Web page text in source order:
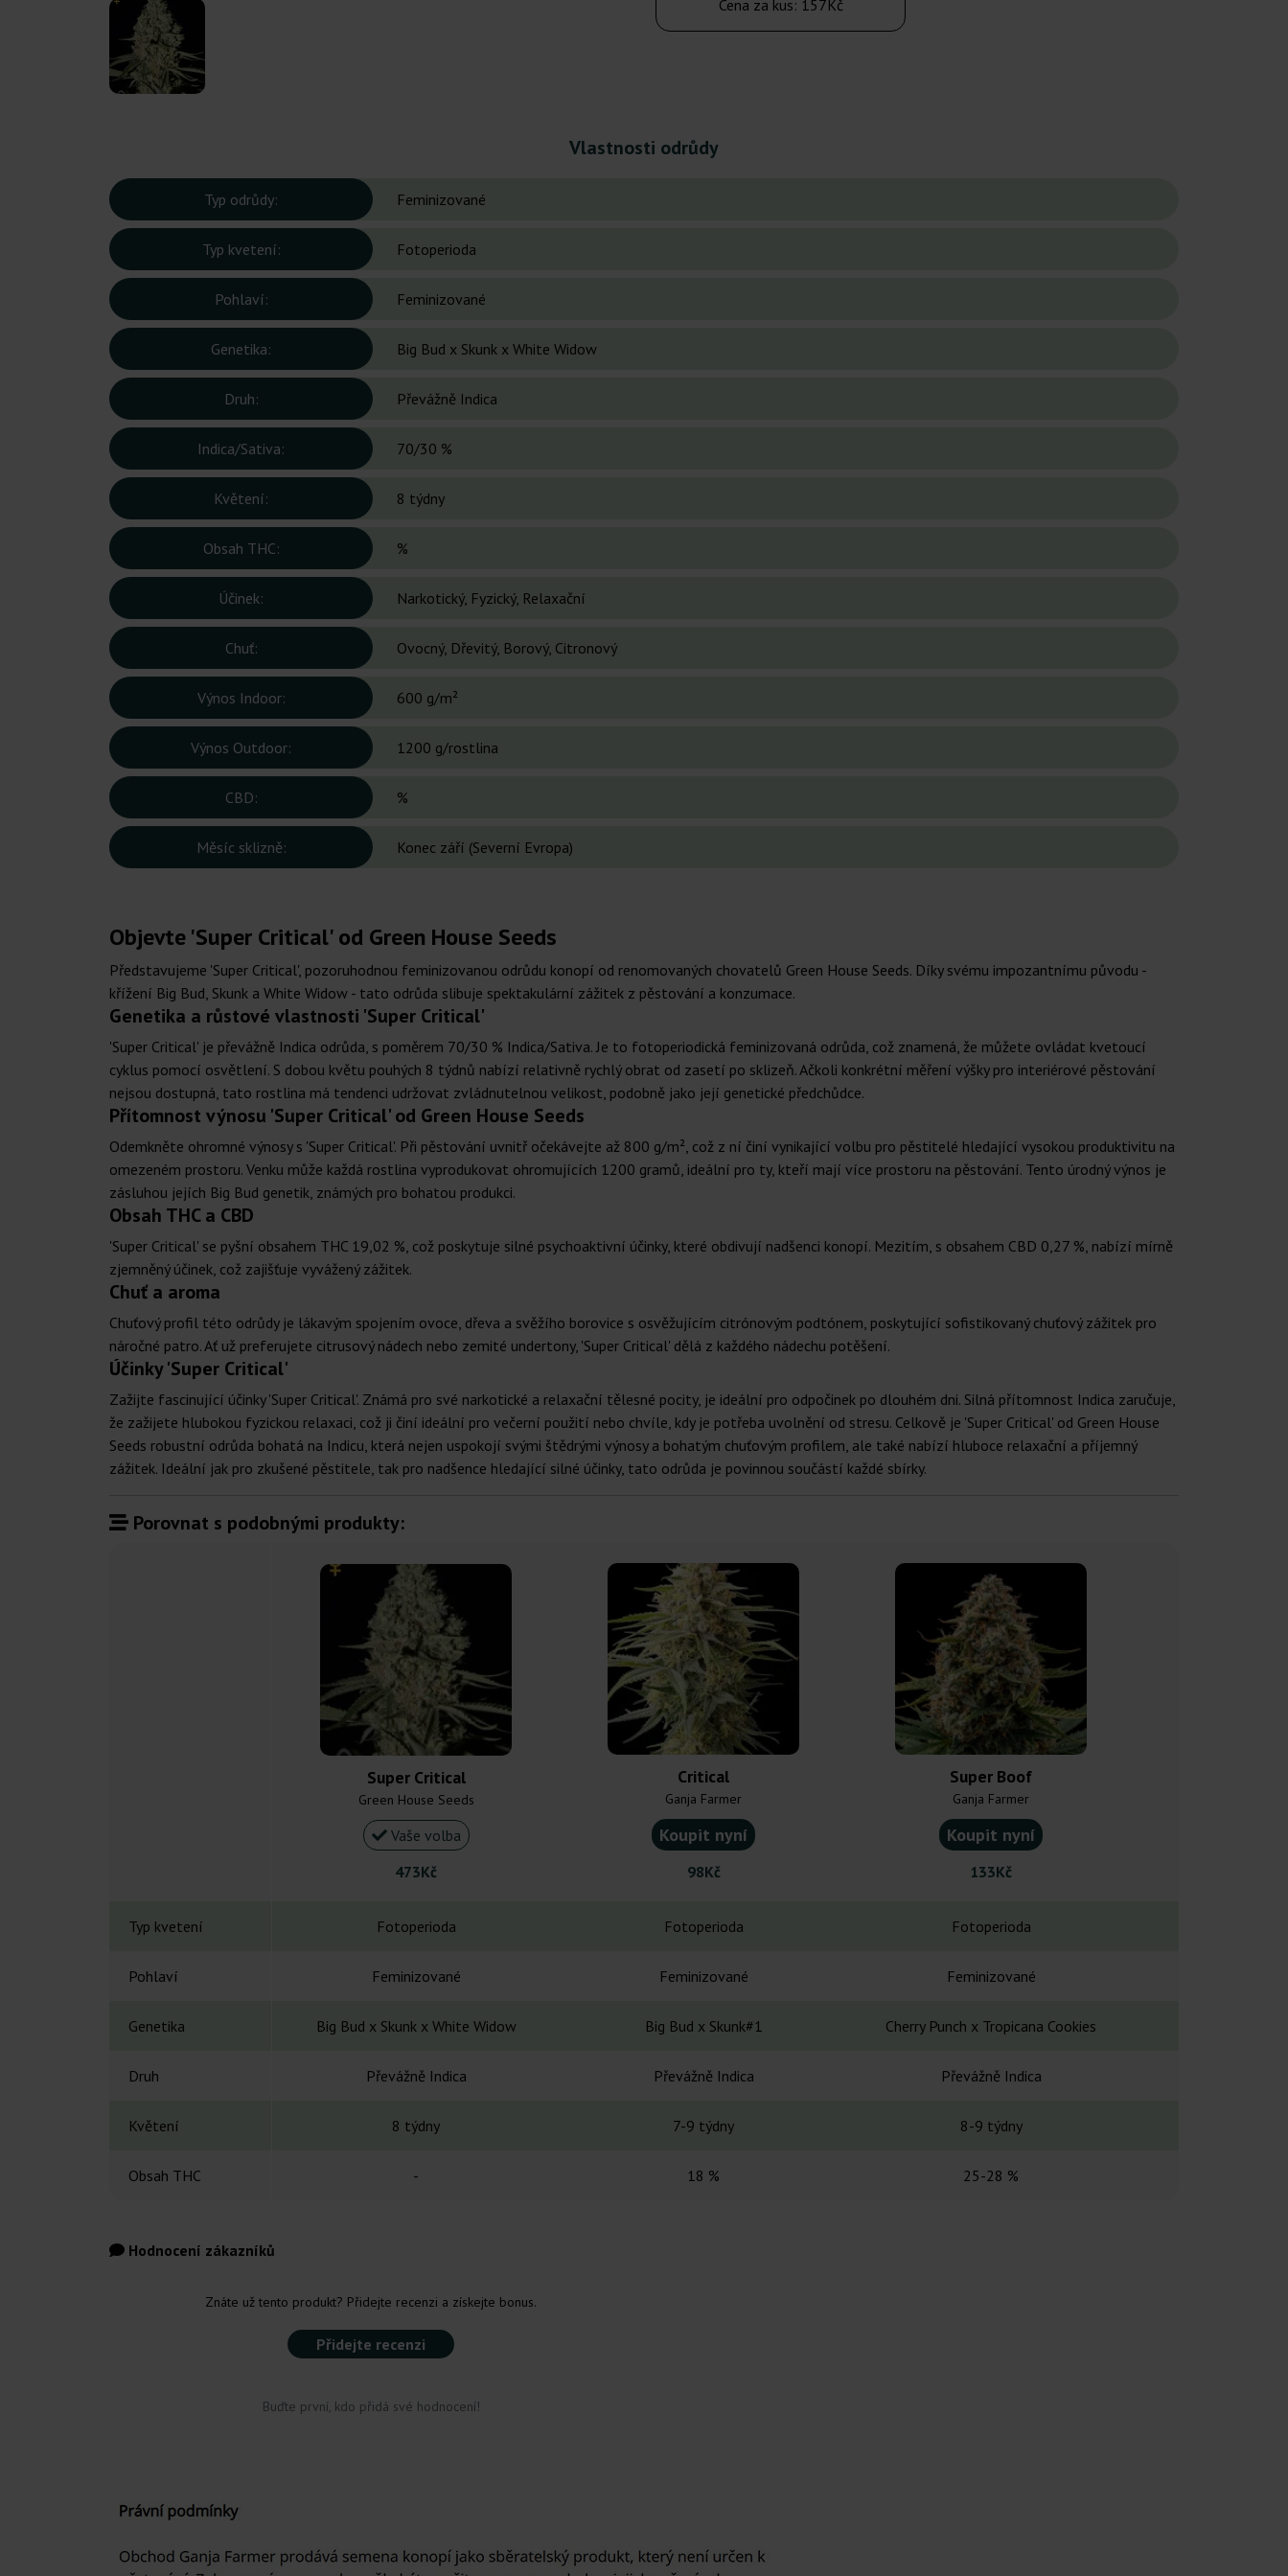
Cena za kus: 157Kč
Vlastnosti odrůdy
Typ odrůdy: Feminizované
Typ kvetení: Fotoperioda
Pohlaví: Feminizované
Genetika: Big Bud x Skunk x White Widow
Druh: Převážně Indica
Indica/Sativa: 70/30 %
Květení: 8 týdny
Obsah THC: %
Účinek: Narkotický, Fyzický, Relaxační
Chuť: Ovocný, Dřevitý, Borový, Citronový
Výnos Indoor: 600 g/m²
Výnos Outdoor: 1200 g/rostlina
CBD: %
Měsíc sklizně: Konec září (Severní Evropa)
Objevte 'Super Critical' od Green House Seeds
Představujeme 'Super Critical', pozoruhodnou feminizovanou odrůdu konopí od renomovaných chovatelů Green House Seeds. Díky svému impozantnímu původu -
křížení Big Bud, Skunk a White Widow - tato odrůda slibuje spektakulární zážitek z pěstování a konzumace.
Genetika a růstové vlastnosti 'Super Critical'
'Super Critical' je převážně Indica odrůda, s poměrem 70/30 % Indica/Sativa. Je to fotoperiodická feminizovaná odrůda, což znamená, že můžete ovládat kvetoucí
cyklus pomocí osvětlení. S dobou květu pouhých 8 týdnů nabízí relativně rychlý obrat od zasetí po sklizeň. Ačkoli konkrétní měření výšky pro interiérové pěstování
nejsou dostupná, tato rostlina má tendenci udržovat zvládnutelnou velikost, podobně jako její genetické předchůdce.
Přítomnost výnosu 'Super Critical' od Green House Seeds
Odemkněte ohromné výnosy s 'Super Critical'. Při pěstování uvnitř očekávejte až 800 g/m², což z ní činí vynikající volbu pro pěstitelé hledající vysokou produktivitu na
omezeném prostoru. Venku může každá rostlina vyprodukovat ohromujících 1200 gramů, ideální pro ty, kteří mají více prostoru na pěstování. Tento úrodný výnos je
zásluhou jejích Big Bud genetik, známých pro bohatou produkci.
Obsah THC a CBD
'Super Critical' se pyšní obsahem THC 19,02 %, což poskytuje silné psychoaktivní účinky, které obdivují nadšenci konopí. Mezitím, s obsahem CBD 0,27 %, nabízí mírně
zjemněný účinek, což zajišťuje vyvážený zážitek.
Chuť a aroma
Chuťový profil této odrůdy je lákavým spojením ovoce, dřeva a svěžího borovice s osvěžujícím citrónovým podtónem, poskytující sofistikovaný chuťový zážitek pro
náročné patro. Ať už preferujete citrusový nádech nebo zemité undertony, 'Super Critical' dělá z každého nádechu potěšení.
Účinky 'Super Critical'
Zažijte fascinující účinky 'Super Critical'. Známá pro své narkotické a relaxační tělesné pocity, je ideální pro odpočinek po dlouhém dni. Silná přítomnost Indica zaručuje,
že zažijete hlubokou fyzickou relaxaci, což ji činí ideální pro večerní použití nebo chvíle, kdy je potřeba uvolnění od stresu. Celkově je 'Super Critical' od Green House
Seeds robustní odrůda bohatá na Indicu, která nejen uspokojí svými štědrými výnosy a bohatým chuťovým profilem, ale také nabízí hluboce relaxační a příjemný
zážitek. Ideální jak pro zkušené pěstitele, tak pro nadšence hledající silné účinky, tato odrůda je povinnou součástí každé sbírky.
Porovnat s podobnými produkty:
Super Critical
Green House Seeds
Vaše volba
473Kč
Critical
Ganja Farmer
Koupit nyní
98Kč
Super Boof
Ganja Farmer
Koupit nyní
133Kč
Typ kvetení Fotoperioda Fotoperioda Fotoperioda
Pohlaví Feminizované Feminizované Feminizované
Genetika Big Bud x Skunk x White Widow Big Bud x Skunk#1 Cherry Punch x Tropicana Cookies
Druh Převážně Indica Převážně Indica Převážně Indica
Květení 8 týdny 7-9 týdny 8-9 týdny
Obsah THC - 18 % 25-28 %
Hodnocení zákazníků
Znáte už tento produkt? Přidejte recenzi a získejte bonus.
Přidejte recenzi
Buďte první, kdo přidá své hodnocení!